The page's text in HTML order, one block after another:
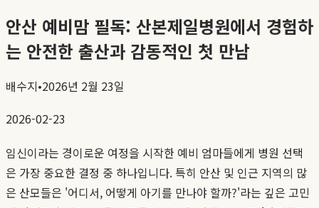
안산 예비맘 필독: 산본제일병원에서 경험하
는 안전한 출산과 감동적인 첫 만남
배수지•2026년 2월 23일
2026-02-23
임신이라는 경이로운 여정을 시작한 예비 엄마들에게 병원 선택
은 가장 중요한 결정 중 하나입니다. 특히 안산 및 인근 지역의 많
은 산모들은 '어디서, 어떻게 아기를 만나야 할까?'라는 깊은 고민